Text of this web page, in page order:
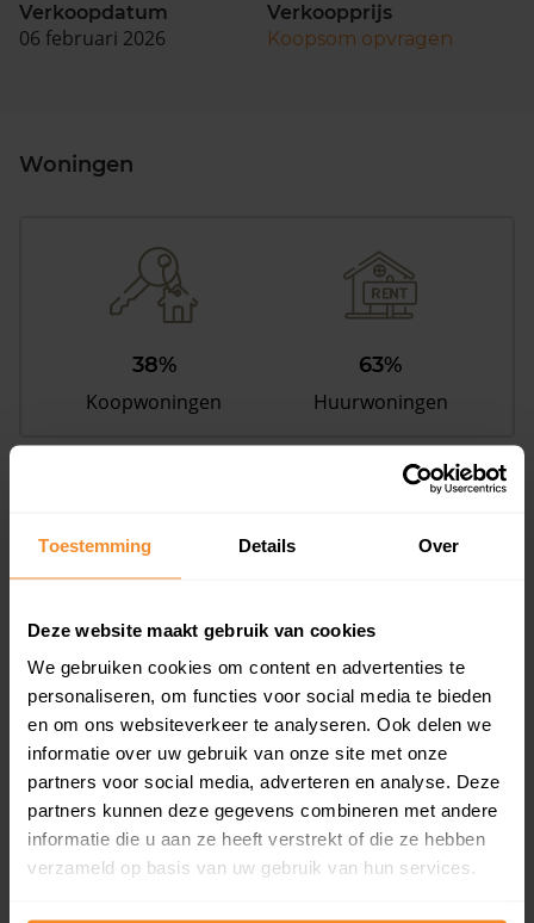
Toestemming Details Over
Deze website maakt gebruik van cookies
We gebruiken cookies om content en advertenties te
personaliseren, om functies voor social media te bieden
en om ons websiteverkeer te analyseren. Ook delen we
informatie over uw gebruik van onze site met onze
partners voor social media, adverteren en analyse. Deze
partners kunnen deze gegevens combineren met andere
informatie die u aan ze heeft verstrekt of die ze hebben
verzameld op basis van uw gebruik van hun services.
Verkoopdatum
06 februari 2026
Verkoopprijs
Koopsom opvragen
Woningen
38%
Koopwoningen
63%
Huurwoningen
aandeel van totale woningen
0%
Bouwjaar